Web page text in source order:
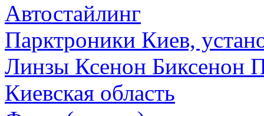
Автостайлинг
Парктроники Киев,
Линзы Ксенон Биксенон
Киевская область